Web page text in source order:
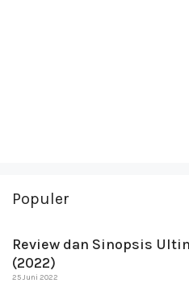
Populer
Review dan Sinopsis
(2022)
25 Juni 2022